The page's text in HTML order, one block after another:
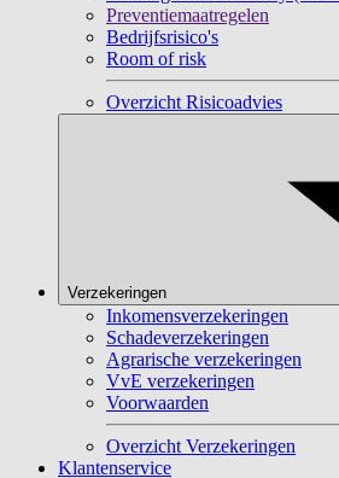
Preventiemaatregelen
Bedrijfsrisico's
Room of risk
Overzicht Risicoadvies
Verzekeringen
Inkomensverzekeringen
Schadeverzekeringen
Agrarische verzekeringen
VvE verzekeringen
Voorwaarden
Overzicht Verzekeringen
Klantenservice